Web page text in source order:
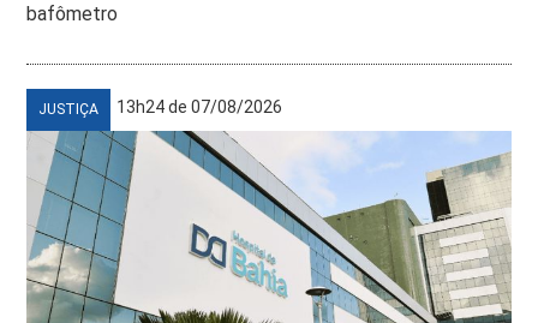
bafômetro
JUSTIÇA 13h24 de 07/08/2026